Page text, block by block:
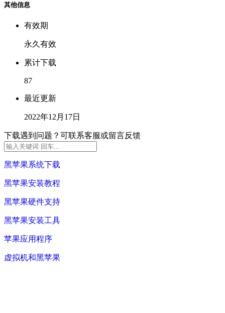
其他信息
有效期
永久有效
累计下载
87
最近更新
2022年12月17日
下载遇到问题？可联系客服或留言反馈
黑苹果系统下载
黑苹果安装教程
黑苹果硬件支持
黑苹果安装工具
苹果应用程序
虚拟机和黑苹果